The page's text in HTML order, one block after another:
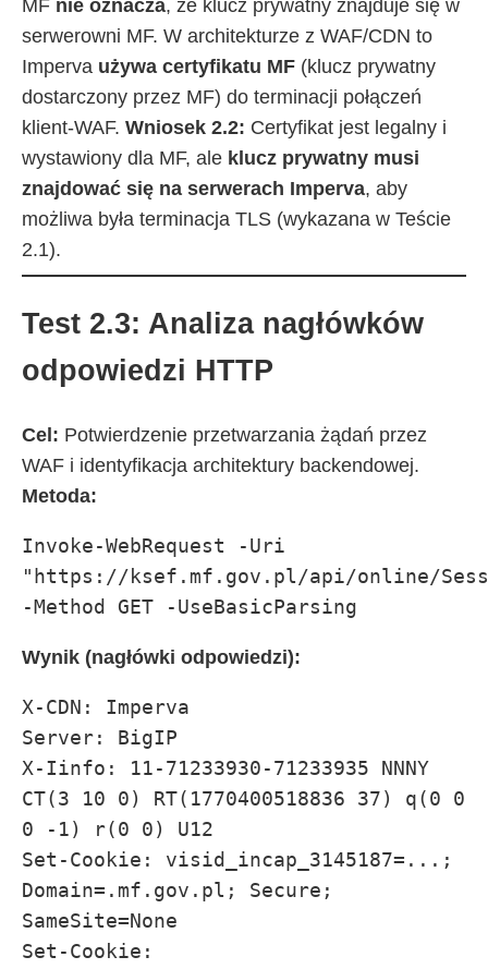
MF nie oznacza, że klucz prywatny znajduje się w
serwerowni MF. W architekturze z WAF/CDN to
Imperva używa certyfikatu MF (klucz prywatny
dostarczony przez MF) do terminacji połączeń
klient-WAF. Wniosek 2.2: Certyfikat jest legalny i
wystawiony dla MF, ale klucz prywatny musi
znajdować się na serwerach Imperva, aby
możliwa była terminacja TLS (wykazana w Teście
2.1).
Test 2.3: Analiza nagłówków
odpowiedzi HTTP
Cel: Potwierdzenie przetwarzania żądań przez
WAF i identyfikacja architektury backendowej.
Metoda:
Invoke-WebRequest -Uri
"https://ksef.mf.gov.pl/api/online/
-Method GET -UseBasicParsing
Wynik (nagłówki odpowiedzi):
X-CDN: Imperva
Server: BigIP
X-Iinfo: 11-71233930-71233935 NNNY
CT(3 10 0) RT(1770400518836 37) q(0 0
0 -1) r(0 0) U12
Set-Cookie: visid_incap_3145187=...;
Domain=.mf.gov.pl; Secure;
SameSite=None
Set-Cookie: